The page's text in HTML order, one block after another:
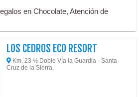
en Chocolate, Atención de
LOS CEDROS ECO RESORT
Km. 23 ½ Doble Vía la Guardia - Santa
Cruz de la Sierra,